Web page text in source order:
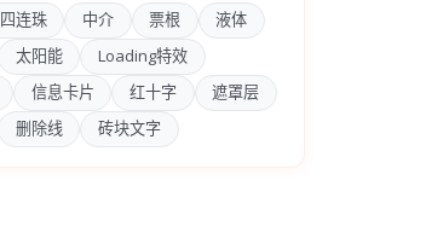
四连珠 中介 票根
液体
太阳能
Loading特效
信息卡片 红十字
遮罩层
删除线 砖块文字